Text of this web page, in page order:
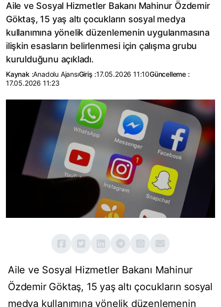
Aile ve Sosyal Hizmetler Bakanı Mahinur Özdemir
Göktaş, 15 yaş altı çocukların sosyal medya
kullanımına yönelik düzenlemenin uygulanmasına
ilişkin esasların belirlenmesi için çalışma grubu
kurulduğunu açıkladı.
Kaynak :Anadolu AjansıGiriş :17.05.2026 11:10Güncelleme :
17.05.2026 11:23
Aile ve Sosyal Hizmetler Bakanı Mahinur
Özdemir Göktaş, 15 yaş altı çocukların sosyal
medya kullanımına yönelik düzenlemenin